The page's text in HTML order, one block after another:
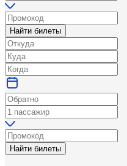
Найти билеты
Найти билеты